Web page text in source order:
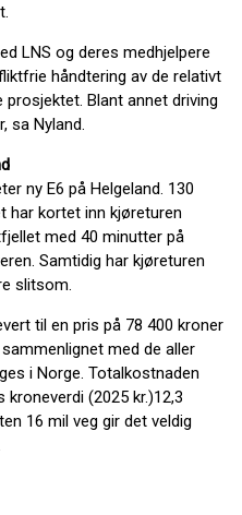
LNS og deres medhjelpere
håndtering av de relativt
Blant annet driving
sa Nyland.
ny E6 på Helgeland. 130
har kortet inn kjøreturen
med 40 minutter på
Samtidig har kjøreturen
slitsom.
til en pris på 78 400 kroner
med de aller
i Norge. Totalkostnaden
kroneverdi (2025 kr.)12,3
16 mil veg gir det veldig